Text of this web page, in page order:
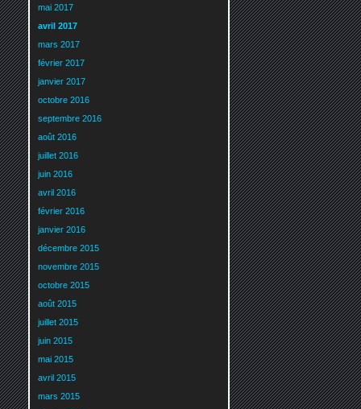
mai 2017
avril 2017
mars 2017
février 2017
janvier 2017
octobre 2016
septembre 2016
août 2016
juillet 2016
juin 2016
avril 2016
février 2016
janvier 2016
décembre 2015
novembre 2015
octobre 2015
août 2015
juillet 2015
juin 2015
mai 2015
avril 2015
mars 2015